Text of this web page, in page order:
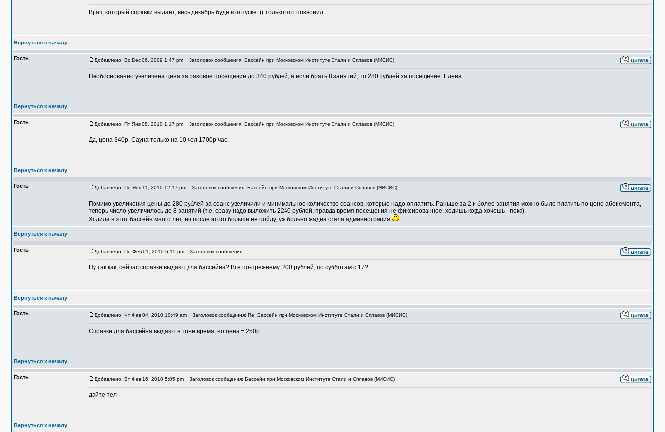
Врач, который справки выдает, весь декабрь буде в отпуске..(( только что позвонил.
Вернуться к началу
Гость Добавлено: Вс Dec 06, 2009 1:47 pm Заголовок сообщения: Бассейн при Московском Институте Стали и Сплавов (МИСИС)
Необоснованно увеличена цена за разовое посещение до 340 рублей, а если брать 8 занятий, то 280 рублей за посещение. Елена
Вернуться к началу
Гость Добавлено: Пт Янв 08, 2010 1:17 pm Заголовок сообщения: Бассейн при Московском Институте Стали и Сплавов (МИСИС)
Да, цена 340р. Сауна только на 10 чел 1700р час.
Вернуться к началу
Гость Добавлено: Пн Янв 11, 2010 12:17 pm Заголовок сообщения: Бассейн при Московском Институте Стали и Сплавов (МИСИС)
Помимо увеличения цены до 280 рублей за сеанс увеличили и минимальное количество сеансов, которые надо оплатить. Раньше за 2 и более занятия можно было платить по цене абонемента,
теперь число увеличилось до 8 занятий (т.е. сразу надо выложить 2240 рублей, правда время посещения не фиксированное, ходишь когда хочешь - пока).
Ходила в этот бассейн много лет, но после этого больше не пойду, уж больно жадна стала администрация
Вернуться к началу
Гость Добавлено: Пн Фев 01, 2010 6:15 pm Заголовок сообщения:
Ну так как, сейчас справки выдают для бассейна? Все по-прежнему, 200 рублей, по субботам с 17?
Вернуться к началу
Гость Добавлено: Чт Фев 04, 2010 10:49 am Заголовок сообщения: Re: Бассейн при Московском Институте Стали и Сплавов (МИСИС)
Справки для бассейна выдают в тоже время, но цена = 250р.
Вернуться к началу
Гость Добавлено: Вт Фев 16, 2010 5:05 pm Заголовок сообщения: Бассейн при Московском Институте Стали и Сплавов (МИСИС)
дайте тел
Вернуться к началу